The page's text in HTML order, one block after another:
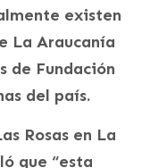
existen
La Araucanía
de Fundación
del país.
Rosas en La
que “esta